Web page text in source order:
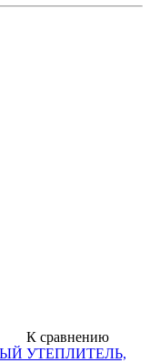
К сравнению